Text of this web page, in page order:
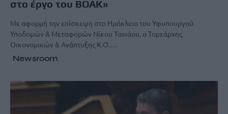
στο έργο του ΒΟΑΚ»
Με αφορμή την επίσκεψη στο Ηράκλειο του Υφυπουργού
Υποδομών & Μεταφορών Νίκου Ταχιάου, ο Τομεάρχης
Οικονομικών & Ανάπτυξης Κ.Ο.…
Newsroom